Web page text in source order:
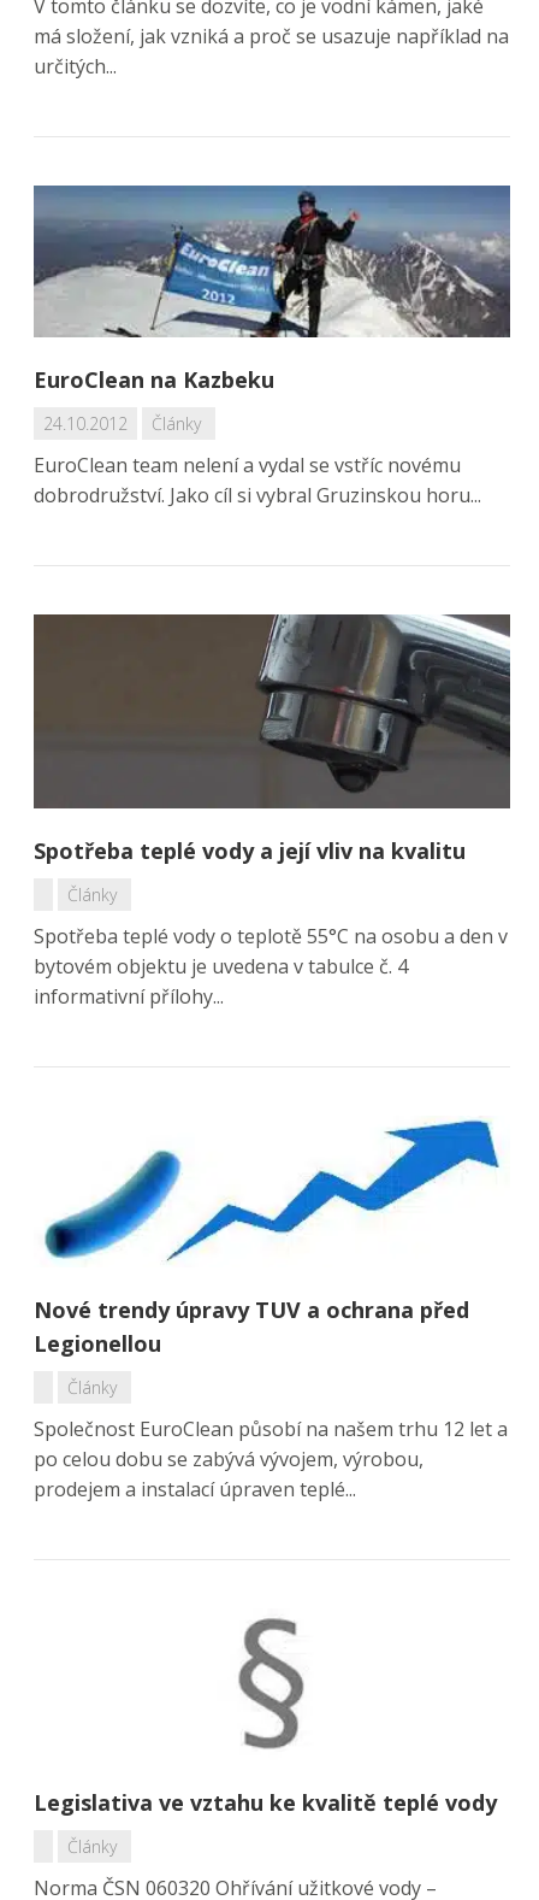
V tomto článku se dozvíte, co je vodní kámen, jaké
má složení, jak vzniká a proč se usazuje například na
určitých...
EuroClean na Kazbeku
24.10.2012 Články
EuroClean team nelení a vydal se vstříc novému
dobrodružství. Jako cíl si vybral Gruzinskou horu...
Spotřeba teplé vody a její vliv na kvalitu
Články
Spotřeba teplé vody o teplotě 55°C na osobu a den v
bytovém objektu je uvedena v tabulce č. 4
informativní přílohy...
Nové trendy úpravy TUV a ochrana před
Legionellou
Články
Společnost EuroClean působí na našem trhu 12 let a
po celou dobu se zabývá vývojem, výrobou,
prodejem a instalací úpraven teplé...
Legislativa ve vztahu ke kvalitě teplé vody
Články
Norma ČSN 060320 Ohřívání užitkové vody –